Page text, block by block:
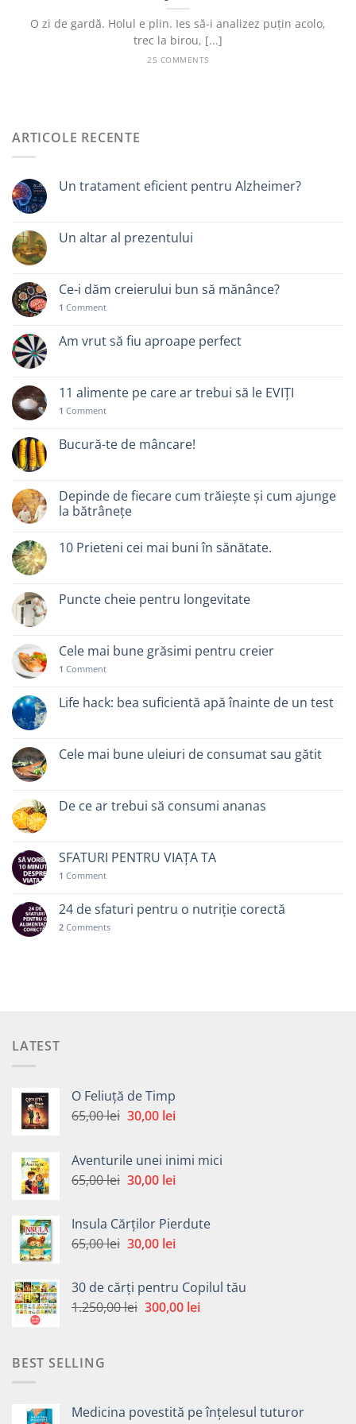
O zi de gardă. Holul e plin. Ies să-i analizez puțin acolo,
trec la birou, [...]
25 COMMENTS
ARTICOLE RECENTE
Un tratament eficient pentru Alzheimer?
Un altar al prezentului
Ce-i dăm creierului bun să mănânce?
1 Comment
Am vrut să fiu aproape perfect
11 alimente pe care ar trebui să le EVIȚI
1 Comment
Bucură-te de mâncare!
Depinde de fiecare cum trăiește și cum ajunge
la bătrânețe
10 Prieteni cei mai buni în sănătate.
Puncte cheie pentru longevitate
Cele mai bune grăsimi pentru creier
1 Comment
Life hack: bea suficientă apă înainte de un test
Cele mai bune uleiuri de consumat sau gătit
De ce ar trebui să consumi ananas
SFATURI PENTRU VIAȚA TA
1 Comment
24 de sfaturi pentru o nutriție corectă
2 Comments
LATEST
O Feliuță de Timp
65,00lei Prețul
fost:
65,00 lei.
30,00 leiPrețul
30,00 lei.
Aventurile unei inimi mici
65,00lei Prețul
fost:
65,00 lei.
30,00 leiPrețul
30,00 lei.
Insula Cărților Pierdute
65,00lei Prețul
fost:
65,00 lei.
30,00 leiPrețul
30,00 lei.
30 de cărți pentru Copilul tău
1.250,00lei Prețul
300,00 leiPrețul
BEST SELLING
Medicina povestită pe înțelesul tuturor